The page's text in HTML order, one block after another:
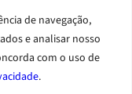
de navegação,
e analisar nosso
com o uso de
.